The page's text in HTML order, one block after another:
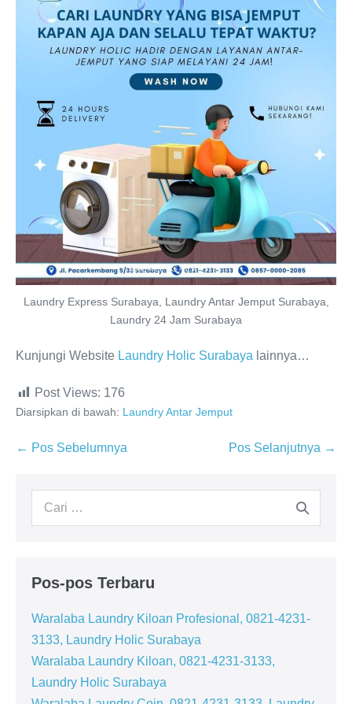
Laundry Express Surabaya, Laundry Antar Jemput Surabaya,
Laundry 24 Jam Surabaya
Kunjungi Website Laundry Holic Surabaya lainnya…
Post Views: 176
Diarsipkan di bawah: Laundry Antar Jemput
Navigasi
← Pos Sebelumnya Pos Selanjutnya →
Pencarian
Pos-pos Terbaru
Waralaba Laundry Kiloan Profesional, 0821-4231-
3133, Laundry Holic Surabaya
Waralaba Laundry Kiloan, 0821-4231-3133,
Laundry Holic Surabaya